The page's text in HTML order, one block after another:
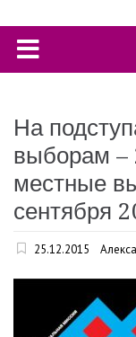
На
выборам –
местные
сентября
25.12.2015